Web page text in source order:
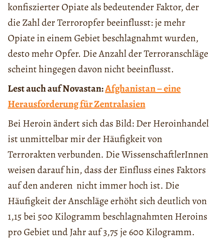
konfiszierter Opiate als bedeutender Faktor, der
die Zahl der Terroropfer beeinflusst: je mehr
Opiate in einem Gebiet beschlagnahmt wurden,
desto mehr Opfer. Die Anzahl der Terroranschläge
scheint hingegen davon nicht beeinflusst.
Lest auch auf Novastan:Afghanistan – eine
Herausforderung für Zentralasien
Bei Heroin ändert sich das Bild: Der Heroinhandel
ist unmittelbar mir der Häufigkeit von
Terrorakten verbunden. Die WissenschaftlerInnen
weisen darauf hin, dass der Einfluss eines Faktors
auf den anderen nicht immer hoch ist. Die
Häufigkeit der Anschläge erhöht sich deutlich von
1,15 bei 500 Kilogramm beschlagnahmten Heroins
pro Gebiet und Jahr auf 3,75 je 600 Kilogramm.